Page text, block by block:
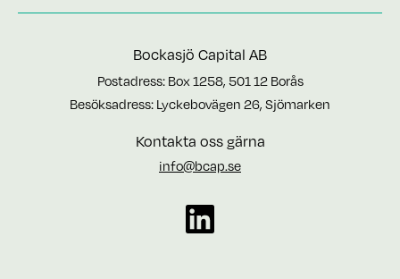
Bockasjö Capital AB
Postadress: Box 1258, 501 12 Borås
Besöksadress: Lyckebovägen 26, Sjömarken
Kontakta oss gärna
info@bcap.se